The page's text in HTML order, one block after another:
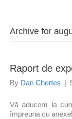
Archive for
Raport de
By Dan Chertes |
Vă aducem la
împreuna cu